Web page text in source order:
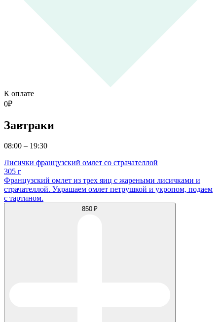
К оплате
0₽
Завтраки
08:00 – 19:30
Лисички французский омлет со страчателлой
305 г
Французский омлет из трех яиц с жареными лисичками и
страчателлой. Украшаем омлет петрушкой и укропом, подаем
с тартином.
850 ₽